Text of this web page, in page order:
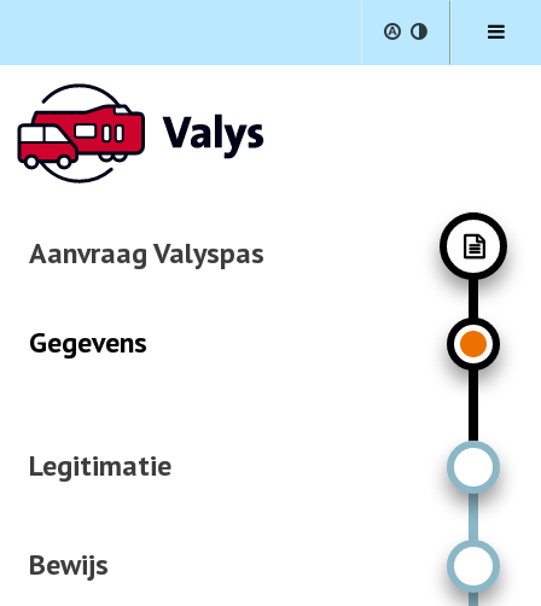
Menu
Aanvraag Valyspas
Gegevens
Legitimatie
Bewijs